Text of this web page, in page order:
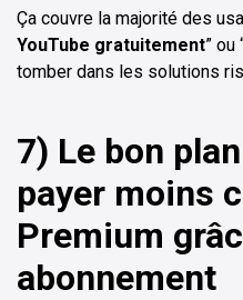
Ça couvre la majorité des
YouTube gratuitement” ou
tomber dans les solutions
7) Le bon
payer moins
Premium
abonnement